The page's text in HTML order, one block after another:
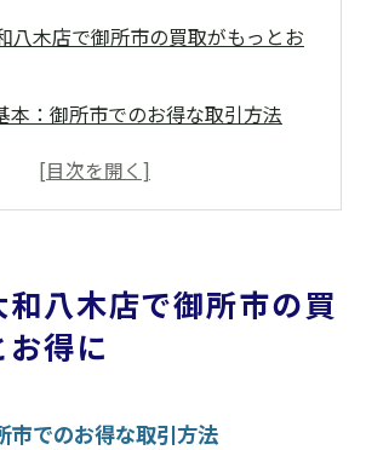
八木店で御所市の買取がもっとお
本：御所市でのお得な取引方法
大和八木店の特典を活用する方法
の買取に適した時期とタイミング
大和八木店での査定プロセスを知
を最大限に活用するための秘訣
和八木店で御所市の買
得に
市でのお得な取引方法